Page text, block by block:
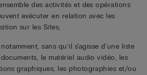
des activités et des opérations
exécuter en relation avec les
sur les Sites;
sans qu’il s'agisse d'une liste
le matériel audio vidéo, les
graphiques, les photographies et/ou